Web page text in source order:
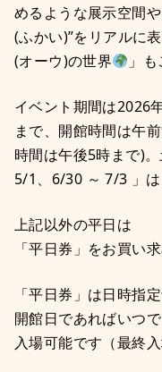
めるような展示空間
(ふかい)”をリアルに
(オーウ)の世界
」
イベント期間は2026
まで、開館時間は午
時間は午後5時まで)
5/1、6/30 ～ 7/3 」
上記以外の平日は
「平日券」をお買い
「平日券」は日時指
開館日であればいつ
入場可能です（最終